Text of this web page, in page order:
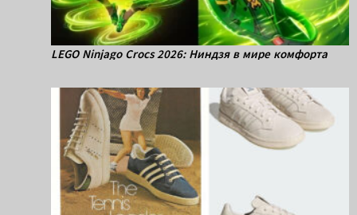
LEGO Ninjago Crocs 2026: Ниндзя в мире комфорта